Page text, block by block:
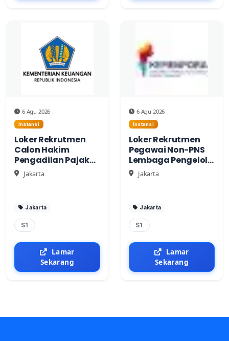
6 Agu 2026
Instansi
Loker Rekrutmen
Calon Hakim
Pengadilan Pajak
Tahun Anggaran
2026
Jakarta
Jakarta
S1
Lamar
Sekarang
6 Agu 2026
Instansi
Loker Rekrutmen
Pegawai Non-PNS
Lembaga Pengelola
Usaha
Keolahragaan
Jakarta
Jakarta
S1
Lamar
Sekarang